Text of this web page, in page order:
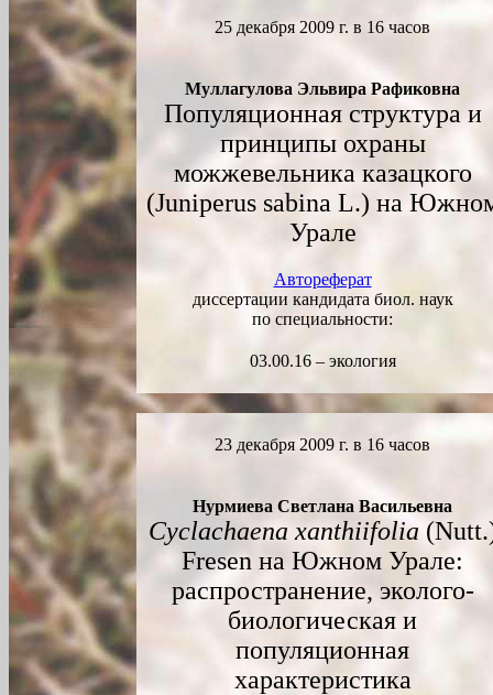
25 декабря 2009 г. в 16 часов
Муллагулова Эльвира Рафиковна
Популяционная структура и
принципы охраны
можжевельника казацкого
(Juniperus sabina L.) на
Урале
Автореферат
диссертации кандидата биол. наук
по специальности:
03.00.16 – экология
23 декабря 2009 г. в 16 часов
Нурмиева Светлана Васильевна
Сyclachaena xanthiifolia (N
Fresen на Южном Урале:
распространение, эколого-
биологическая и
популяционная
характеристика